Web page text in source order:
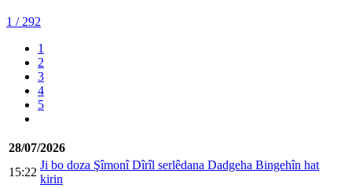
1 / 292
1
2
3
4
5
28/07/2026
15:22
Ji bo doza Şîmonî Dîrîl serlêdana Dadgeha Bingehîn hat
kirin